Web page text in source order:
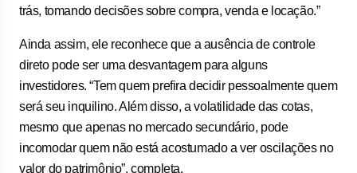
trás, tomando decisões sobre compra, venda e locação.”
Ainda assim, ele reconhece que a ausência de controle
direto pode ser uma desvantagem para alguns
investidores. “Tem quem prefira decidir pessoalmente quem
será seu inquilino. Além disso, a volatilidade das cotas,
mesmo que apenas no mercado secundário, pode
incomodar quem não está acostumado a ver oscilações no
valor do patrimônio”, completa.